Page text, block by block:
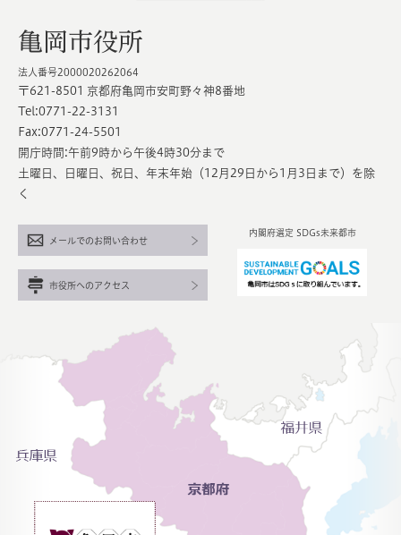
亀岡市役所
法人番号2000020262064
〒621-8501 京都府亀岡市安町野々神8番地
Tel:0771-22-3131
Fax:0771-24-5501
開庁時間:午前9時から午後4時30分まで
土曜日、日曜日、祝日、年末年始（12月29日から1月3日まで）を除
く
内閣府選定 SDGs未来都市
メールでのお問い合わせ
市役所へのアクセス